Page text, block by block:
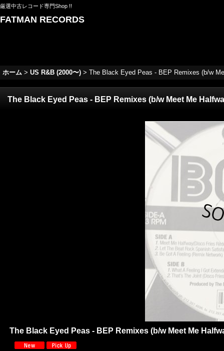
厳選中古レコード専門Shop !!
FATMAN RECORDS
ホーム > US R&B (2000〜) > The Black Eyed Peas - BEP Remixes (b/w
The Black Eyed Peas - BEP Remixes (b/w Meet Me
The Black Eyed Peas - BEP Remixes (b/w Meet Me